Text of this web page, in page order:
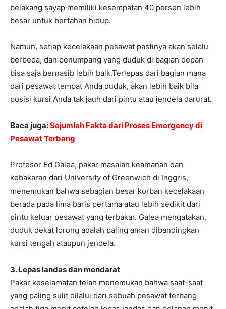
belakang sayap memiliki kesempatan 40 persen lebih
besar untuk bertahan hidup.
Namun, setiap kecelakaan pesawat pastinya akan selalu
berbeda, dan penumpang yang duduk di bagian depan
bisa saja bernasib lebih baik.Terlepas dari bagian mana
dari pesawat tempat Anda duduk, akan lebih baik bila
posisi kursi Anda tak jauh dari pintu atau jendela darurat.
Baca juga:Sejumlah Fakta dari Proses Emergency di
Pesawat Terbang
Profesor Ed Galea, pakar masalah keamanan dan
kebakaran dari University of Greenwich di Inggris,
menemukan bahwa sebagian besar korban kecelakaan
berada pada lima baris pertama atau lebih sedikit dari
pintu keluar pesawat yang terbakar. Galea mengatakan,
duduk dekat lorong adalah paling aman dibandingkan
kursi tengah ataupun jendela.
3. Lepas landas dan mendarat
Pakar keselamatan telah menemukan bahwa saat-saat
yang paling sulit dilalui dari sebuah pesawat terbang